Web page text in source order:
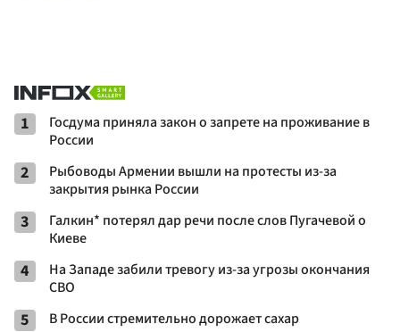
1
Госдума приняла закон о запрете на проживание в
России
2
Рыбоводы Армении вышли на протесты из-за
закрытия рынка России
3
Галкин* потерял дар речи после слов Пугачевой о
Киеве
4
На Западе забили тревогу из-за угрозы окончания
СВО
5 В России стремительно дорожает сахар